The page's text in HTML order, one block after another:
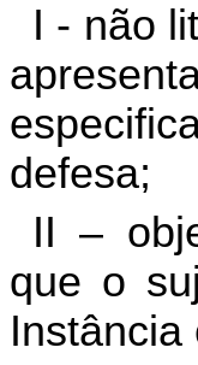
I - não
defesa;
II –
que o
Instância